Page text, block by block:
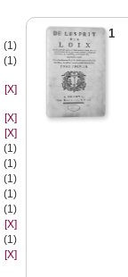
(1)
(1)
[X]
[X]
[X]
(1)
(1)
(1)
(1)
(1)
[X]
(1)
[X]
1